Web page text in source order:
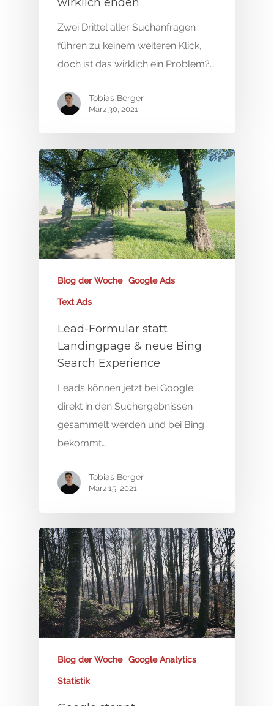
Zwei Drittel aller Suchanfragen
führen zu keinem weiteren Klick,
doch ist das wirklich ein Problem?…
Tobias Berger
März 30, 2021
Blog der Woche Google Ads
Text Ads
Lead-Formular statt
Landingpage & neue Bing
Search Experience
Leads können jetzt bei Google
direkt in den Suchergebnissen
gesammelt werden und bei Bing
bekommt…
Tobias Berger
März 15, 2021
Blog der Woche Google Analytics
Statistik
SEA & Google Ads
Social Media
Blog
Red Cup